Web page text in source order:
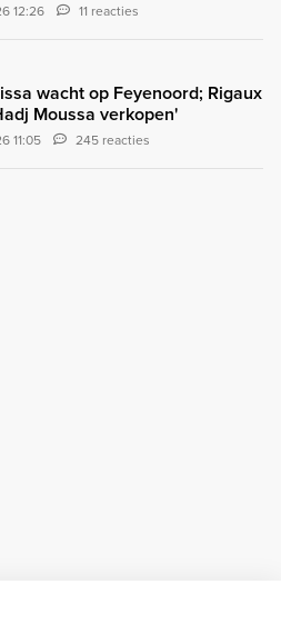
12:26 11 reacties
wacht op Feyenoord; Rigaux
Moussa verkopen'
11:05 245 reacties